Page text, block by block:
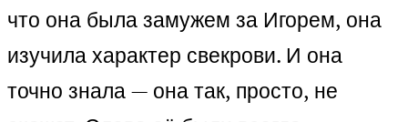
что она была замужем за Игорем, она
изучила характер свекрови. И она
точно знала — она так, просто, не